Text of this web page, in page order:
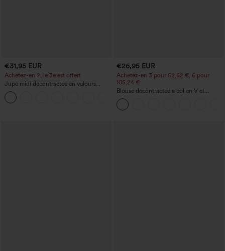
€31,95 EUR
Achetez-en 2, le 3e est offert
Jupe midi décontractée en velours
côtelé, taille mi-haute, poches avant
latérales à rabat
€26,95 EUR
Achetez-en 3 pour 52,62 €, 6 pour
105,24 €
Blouse décontractée à col en V et
manches courtes bouffantes